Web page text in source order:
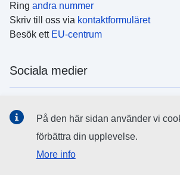
Ring andra nummer
Skriv till oss via kontaktformuläret
Besök ett EU-centrum
Sociala medier
EU:s institutioner och organ
På den här sidan använder vi
förbättra din upplevelse.
More info